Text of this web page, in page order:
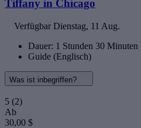
Tiffany in Chicago
Verfügbar Dienstag, 11 Aug.
Dauer: 1 Stunden 30 Minuten
Guide (Englisch)
Was ist inbegriffen?
5 (2)
Ab
30,00 $